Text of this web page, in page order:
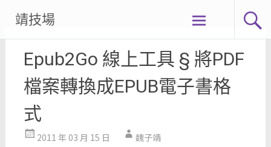
content
靖技場
Epub2Go 線上工具 § 將PDF
檔案轉換成EPUB電子書格
式
2011 年 03 月 15 日 魏子靖